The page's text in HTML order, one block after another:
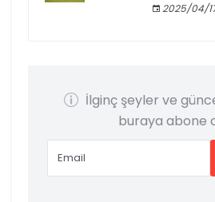
2025/04/
İlginç şeyler ve
buraya abone